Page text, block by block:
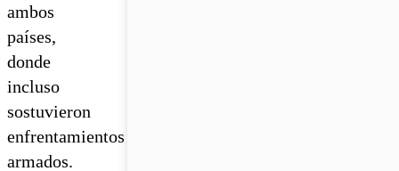
ambos
países,
donde
incluso
sostuvieron
enfrentamientos
armados.